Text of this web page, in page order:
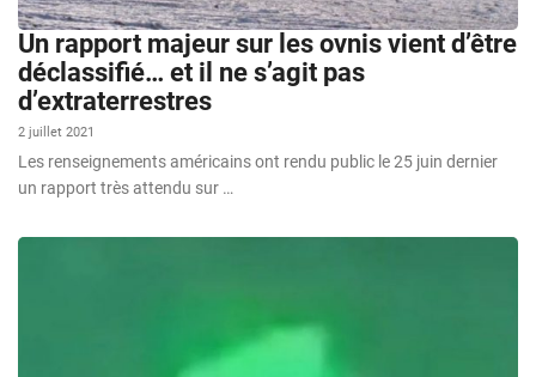
Un rapport majeur sur les ovnis vient d’être
déclassifié… et il ne s’agit pas
d’extraterrestres
2 juillet 2021
Les renseignements américains ont rendu public le 25 juin dernier
un rapport très attendu sur …